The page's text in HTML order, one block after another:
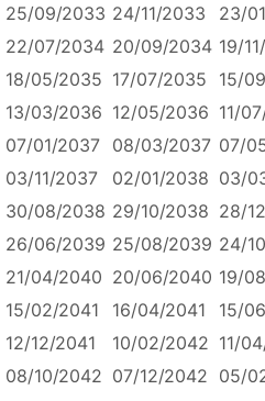
25/09/2033 24/11/2033
23/
22/07/2034 20/09/2034 19/
18/05/2035 17/07/2035
15/
13/03/2036 12/05/2036 11/
07/01/2037 08/03/2037 07/
03/11/2037 02/01/2038 03/
30/08/2038 29/10/2038 28/
26/06/2039 25/08/2039 24/
21/04/2040 20/06/2040 19/
15/02/2041 16/04/2041
15/
12/12/2041 10/02/2042 11/
08/10/2042 07/12/2042 05/